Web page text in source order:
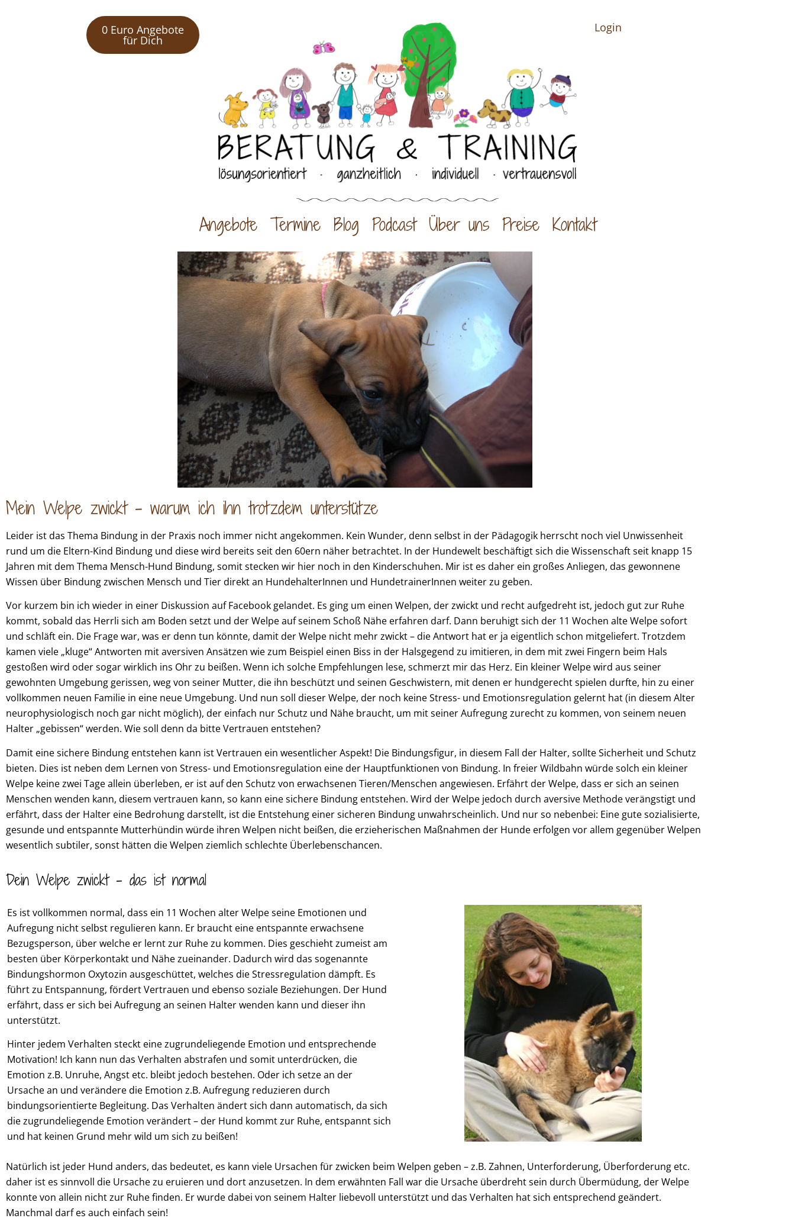
0 Euro Angebote
für Dich
Login
Angebote Termine Blog Podcast Über uns Preise Kontakt
Mein Welpe zwickt - warum ich ihn trotzdem unterstütze
Leider ist das Thema Bindung in der Praxis noch immer nicht angekommen. Kein Wunder, denn selbst in der Pädagogik herrscht noch viel Unwissenheit
rund um die Eltern-Kind Bindung und diese wird bereits seit den 60ern näher betrachtet. In der Hundewelt beschäftigt sich die Wissenschaft seit knapp 15
Jahren mit dem Thema Mensch-Hund Bindung, somit stecken wir hier noch in den Kinderschuhen. Mir ist es daher ein großes Anliegen, das gewonnene
Wissen über Bindung zwischen Mensch und Tier direkt an HundehalterInnen und HundetrainerInnen weiter zu geben.
Vor kurzem bin ich wieder in einer Diskussion auf Facebook gelandet. Es ging um einen Welpen, der zwickt und recht aufgedreht ist, jedoch gut zur Ruhe
kommt, sobald das Herrli sich am Boden setzt und der Welpe auf seinem Schoß Nähe erfahren darf. Dann beruhigt sich der 11 Wochen alte Welpe sofort
und schläft ein. Die Frage war, was er denn tun könnte, damit der Welpe nicht mehr zwickt – die Antwort hat er ja eigentlich schon mitgeliefert. Trotzdem
kamen viele „kluge“ Antworten mit aversiven Ansätzen wie zum Beispiel einen Biss in der Halsgegend zu imitieren, in dem mit zwei Fingern beim Hals
gestoßen wird oder sogar wirklich ins Ohr zu beißen. Wenn ich solche Empfehlungen lese, schmerzt mir das Herz. Ein kleiner Welpe wird aus seiner
gewohnten Umgebung gerissen, weg von seiner Mutter, die ihn beschützt und seinen Geschwistern, mit denen er hundgerecht spielen durfte, hin zu einer
vollkommen neuen Familie in eine neue Umgebung. Und nun soll dieser Welpe, der noch keine Stress- und Emotionsregulation gelernt hat (in diesem Alter
neurophysiologisch noch gar nicht möglich), der einfach nur Schutz und Nähe braucht, um mit seiner Aufregung zurecht zu kommen, von seinem neuen
Halter „gebissen“ werden. Wie soll denn da bitte Vertrauen entstehen?
Damit eine sichere Bindung entstehen kann ist Vertrauen ein wesentlicher Aspekt! Die Bindungsfigur, in diesem Fall der Halter, sollte Sicherheit und Schutz
bieten. Dies ist neben dem Lernen von Stress- und Emotionsregulation eine der Hauptfunktionen von Bindung. In freier Wildbahn würde solch ein kleiner
Welpe keine zwei Tage allein überleben, er ist auf den Schutz von erwachsenen Tieren/Menschen angewiesen. Erfährt der Welpe, dass er sich an seinen
Menschen wenden kann, diesem vertrauen kann, so kann eine sichere Bindung entstehen. Wird der Welpe jedoch durch aversive Methode verängstigt und
erfährt, dass der Halter eine Bedrohung darstellt, ist die Entstehung einer sicheren Bindung unwahrscheinlich. Und nur so nebenbei: Eine gute sozialisierte,
gesunde und entspannte Mutterhündin würde ihren Welpen nicht beißen, die erzieherischen Maßnahmen der Hunde erfolgen vor allem gegenüber Welpen
wesentlich subtiler, sonst hätten die Welpen ziemlich schlechte Überlebenschancen.
Dein Welpe zwickt - das ist normal
Es ist vollkommen normal, dass ein 11 Wochen alter Welpe seine Emotionen und
Aufregung nicht selbst regulieren kann. Er braucht eine entspannte erwachsene
Bezugsperson, über welche er lernt zur Ruhe zu kommen. Dies geschieht zumeist am
besten über Körperkontakt und Nähe zueinander. Dadurch wird das sogenannte
Bindungshormon Oxytozin ausgeschüttet, welches die Stressregulation dämpft. Es
führt zu Entspannung, fördert Vertrauen und ebenso soziale Beziehungen. Der Hund
erfährt, dass er sich bei Aufregung an seinen Halter wenden kann und dieser ihn
unterstützt.
Hinter jedem Verhalten steckt eine zugrundeliegende Emotion und entsprechende
Motivation! Ich kann nun das Verhalten abstrafen und somit unterdrücken, die
Emotion z.B. Unruhe, Angst etc. bleibt jedoch bestehen. Oder ich setze an der
Ursache an und verändere die Emotion z.B. Aufregung reduzieren durch
bindungsorientierte Begleitung. Das Verhalten ändert sich dann automatisch, da sich
die zugrundeliegende Emotion verändert – der Hund kommt zur Ruhe, entspannt sich
und hat keinen Grund mehr wild um sich zu beißen!
Natürlich ist jeder Hund anders, das bedeutet, es kann viele Ursachen für zwicken beim Welpen geben – z.B. Zahnen, Unterforderung, Überforderung etc.
daher ist es sinnvoll die Ursache zu eruieren und dort anzusetzen. In dem erwähnten Fall war die Ursache überdreht sein durch Übermüdung, der Welpe
konnte von allein nicht zur Ruhe finden. Er wurde dabei von seinem Halter liebevoll unterstützt und das Verhalten hat sich entsprechend geändert.
Manchmal darf es auch einfach sein!